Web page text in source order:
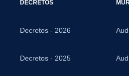
DECRETOS
Decretos - 2026
Decretos - 2025